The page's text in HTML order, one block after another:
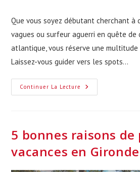
publication :
Que vous soyez débutant cherchant à
vagues ou surfeur aguerri en quête de
atlantique, vous réserve une multitude
Laissez-vous guider vers les spots…
Continuer La Lecture Les
5
Près
De
5 bonnes raisons
vacances en Gironde